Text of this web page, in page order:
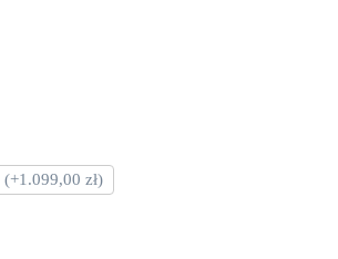
(+1.099,00 zł)